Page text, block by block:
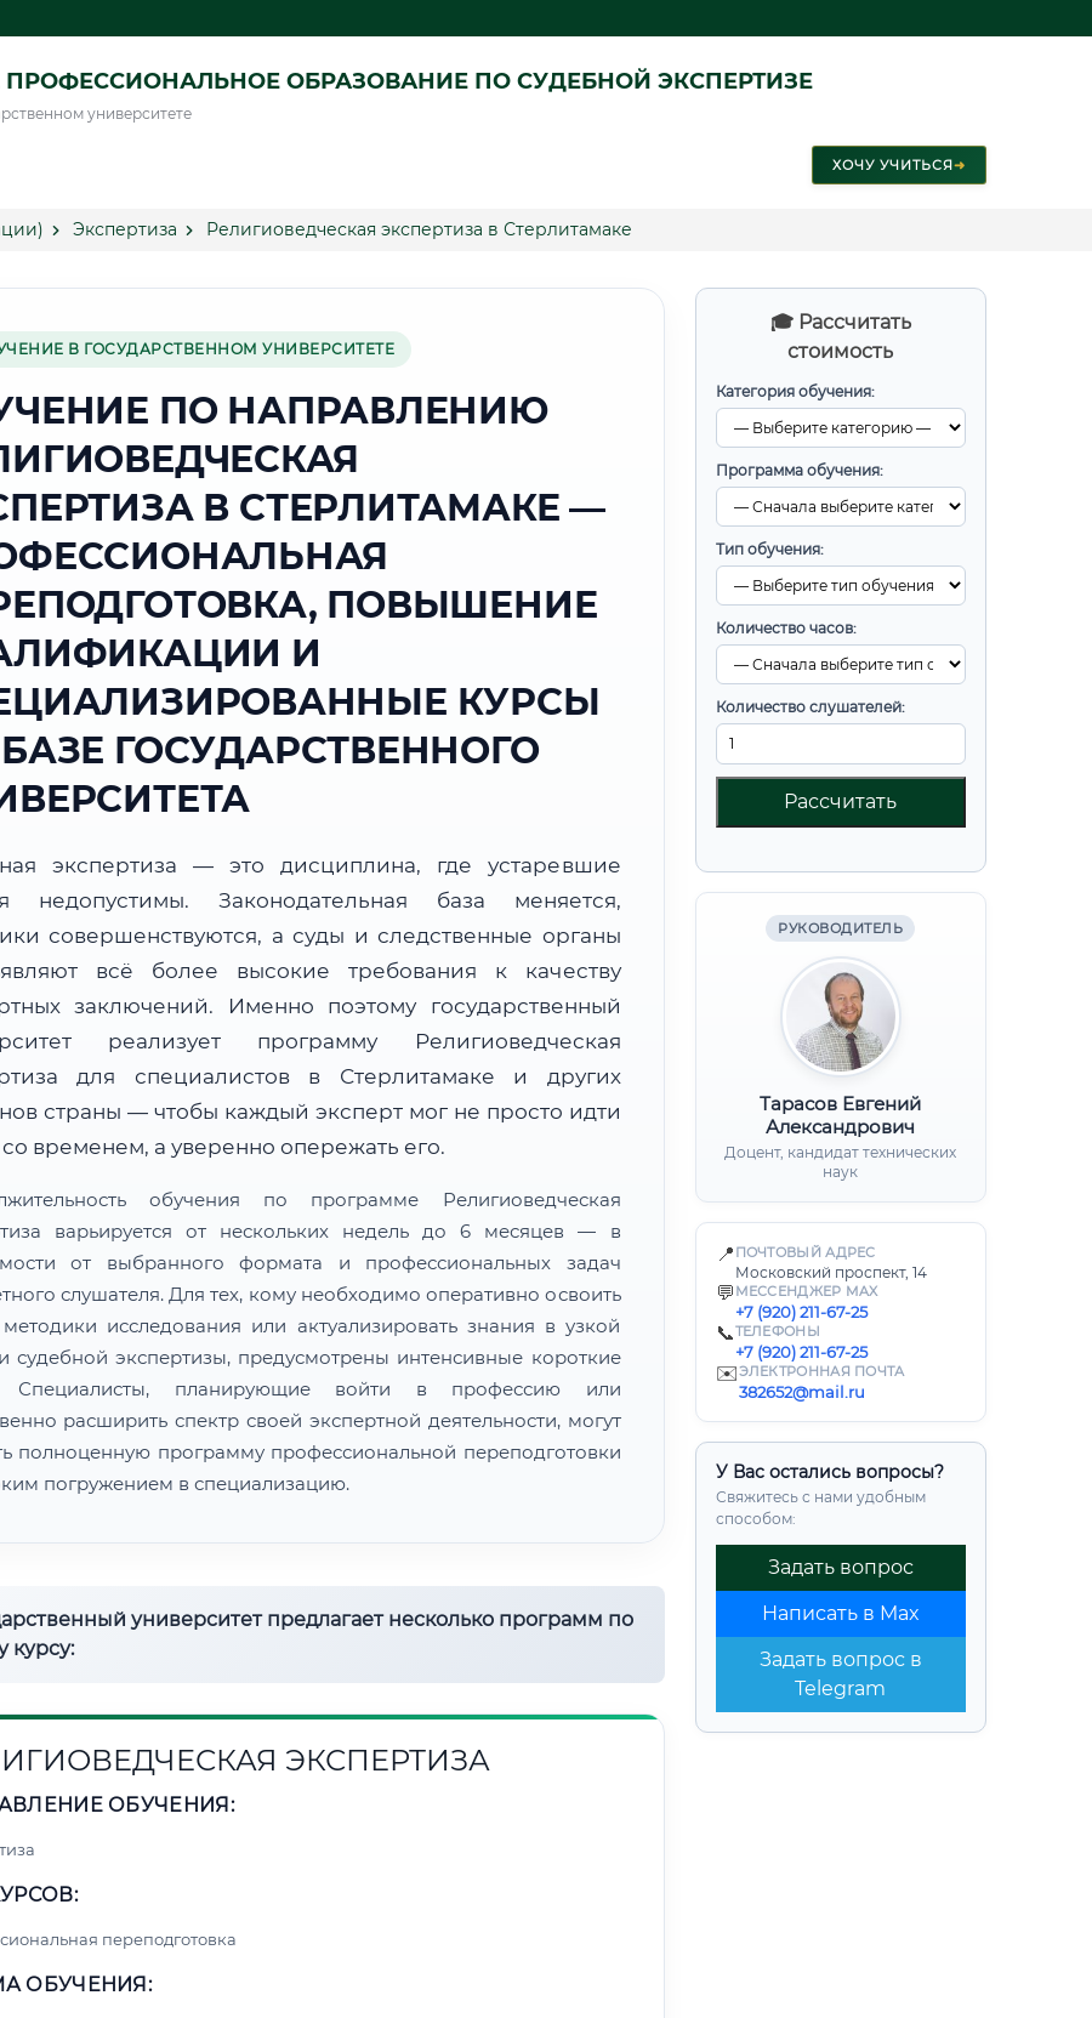
ОБРАЗОВАНИЕ ПО СУДЕБНОЙ ЭКСПЕРТИЗЕ
университете
ХОЧУ УЧИТЬСЯ➜
Экспертиза Религиоведческая экспертиза в Стерлитамаке
🎓 Рассчитать
стоимость
Категория обучения:
Программа обучения:
Тип обучения:
Количество часов:
Количество слушателей:
Рассчитать
РУКОВОДИТЕЛЬ
Тарасов Евгений
Александрович
Доцент, кандидат технических
наук
📍 ПОЧТОВЫЙ АДРЕС
Московский проспект, 14
💬 МЕССЕНДЖЕР MAX
+7 (920) 211-67-25
📞ТЕЛЕФОНЫ
+7 (920) 211-67-25
✉️ЭЛЕКТРОННАЯ ПОЧТА
382652@mail.ru
У Вас остались вопросы?
Свяжитесь с нами удобным
способом:
Задать вопрос
Написать в Max
Задать вопрос в
Telegram
В ГОСУДАРСТВЕННОМ УНИВЕРСИТЕТЕ
ПО НАПРАВЛЕНИЮ
В СТЕРЛИТАМАКЕ —
ПОВЫШЕНИЕ
И
КУРСЫ
ГОСУДАРСТВЕННОГО
экспертиза — это дисциплина, где устаревшие
недопустимы. Законодательная база меняется,
совершенствуются, а суды и следственные органы
всё более высокие требования к качеству
заключений. Именно поэтому государственный
реализует программу Религиоведческая
для специалистов в Стерлитамаке и других
страны — чтобы каждый эксперт мог не просто идти
со временем, а уверенно опережать его.
обучения по программе Религиоведческая
варьируется от нескольких недель до 6 месяцев — в
от выбранного формата и профессиональных задач
слушателя. Для тех, кому необходимо оперативно освоить
исследования или актуализировать знания в узкой
судебной экспертизы, предусмотрены интенсивные короткие
Специалисты, планирующие войти в профессию или
расширить спектр своей экспертной деятельности, могут
полноценную программу профессиональной переподготовки
погружением в специализацию.
университет предлагает несколько программ по
курсу:
ЭКСПЕРТИЗА
ОБУЧЕНИЯ:
переподготовка
ОБУЧЕНИЯ: